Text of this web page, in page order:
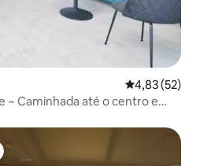
4,83 de uma
4,83 (52)
~ Caminhada até o centro e